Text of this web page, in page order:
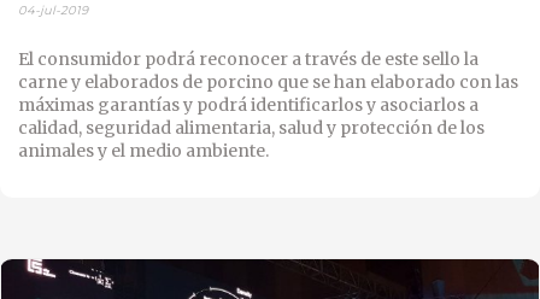
04-jul-2019
El consumidor podrá reconocer a través de este sello la
carne y elaborados de porcino que se han elaborado con las
máximas garantías y podrá identificarlos y asociarlos a
calidad, seguridad alimentaria, salud y protección de los
animales y el medio ambiente.